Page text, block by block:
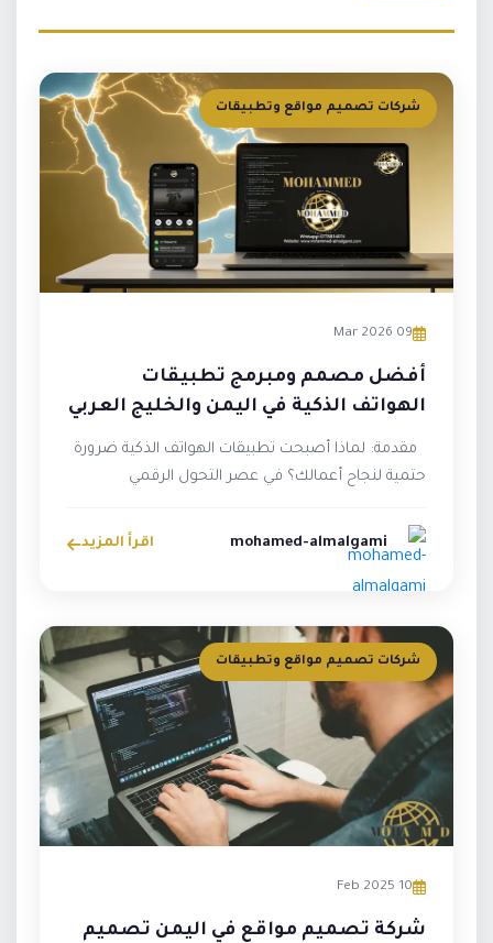
شركات تصميم مواقع وتطبيقات
09 Mar 2026
أفضل مصمم ومبرمج تطبيقات
الهواتف الذكية في اليمن والخليج العربي
— محمد الملجمي
مقدمة: لماذا أصبحت تطبيقات الهواتف الذكية ضرورة
حتمية لنجاح أعمالك؟ في عصر التحول الرقمي
mohamed-almalgami اقرأ المزيد
شركات تصميم مواقع وتطبيقات
10 Feb 2025
شركة تصميم مواقع في اليمن تصميم